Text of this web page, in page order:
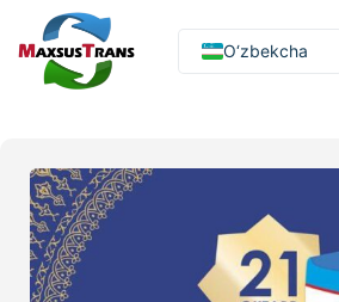
O‘zbekcha
Русский